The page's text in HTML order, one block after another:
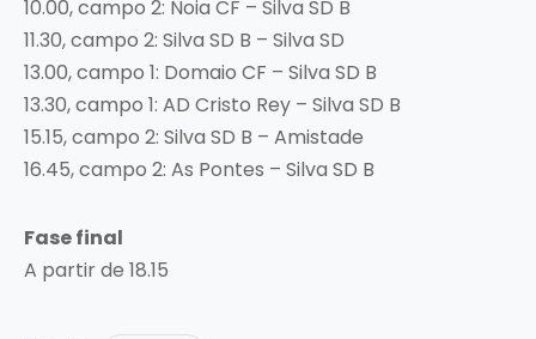
10.00, campo 2: Noia CF – Silva SD B
11.30, campo 2: Silva SD B – Silva SD
13.00, campo 1: Domaio CF – Silva SD B
13.30, campo 1: AD Cristo Rey – Silva SD B
15.15, campo 2: Silva SD B – Amistade
16.45, campo 2: As Pontes – Silva SD B
Fase final
A partir de 18.15